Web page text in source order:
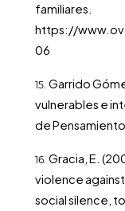
familiares.
https://
06
Garrido
vulnerables e
de
Gracia, E.
violence
social silence,